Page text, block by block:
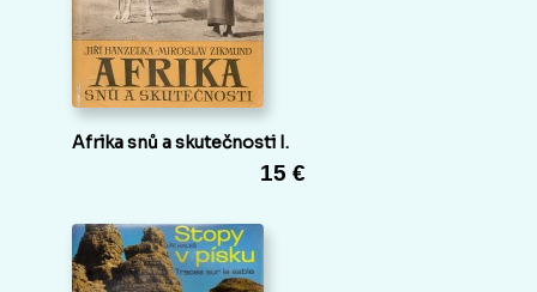
Afrika snů a skutečnosti I.
15 €